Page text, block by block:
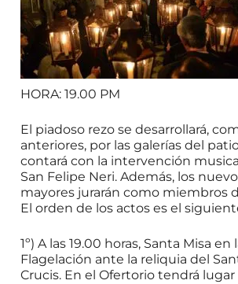
HORA: 19.00 PM
El piadoso rezo se desarrollará,
anteriores, por las galerías del
contará con la intervención
San Felipe Neri. Además, los
mayores jurarán como miembros
El orden de los actos es el
1º) A las 19.00 horas, Santa Misa en
Flagelación ante la reliquia del
Crucis. En el Ofertorio tendrá